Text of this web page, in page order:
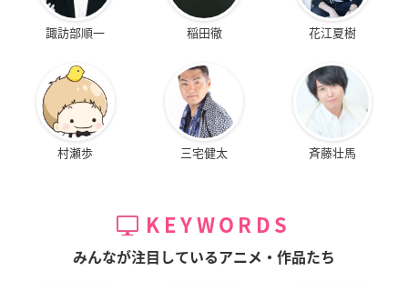
諏訪部順一 稲田徹 花江夏樹
村瀬歩 三宅健太 斉藤壮馬
KEYWORDS
みんなが注目しているアニメ・作品たち